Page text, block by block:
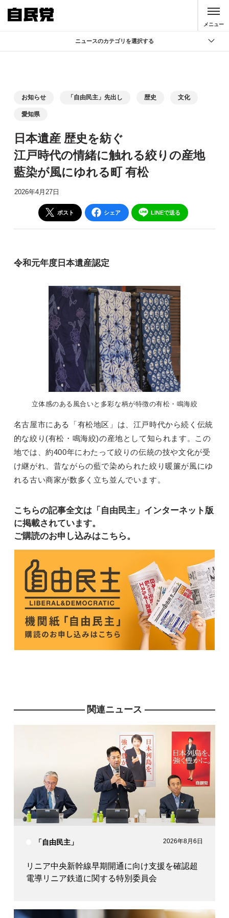
メニュー
ニュースのカテゴリを選択する
記者会見
活動局
お知らせ 「自由民主」先出し 歴史 文化
愛知県
日本遺産 歴史を紡ぐ
江戸時代の情緒に触れる絞りの産地
藍染が風にゆれる町 有松
2026年4月27日
ポスト シェア LINEで送る
令和元年度日本遺産認定
立体感のある風合いと多彩な柄が特徴の有松・鳴海絞
名古屋市にある「有松地区」は、江戸時代から続く伝統
的な絞り(有松・鳴海絞)の産地として知られます。この
地では、約400年にわたって絞りの伝統の技や文化が受
け継がれ、昔ながらの藍で染められた絞り暖簾が風にゆ
れる古い商家が数多く立ち並んでいます。
こちらの記事全文は「自由民主」インターネット版
に掲載されています。
ご購読のお申し込みはこちら。
関連ニュース
「自由民主」 2026年8月6日
リニア中央新幹線早期開通に向け支援を確認超
電導リニア鉄道に関する特別委員会